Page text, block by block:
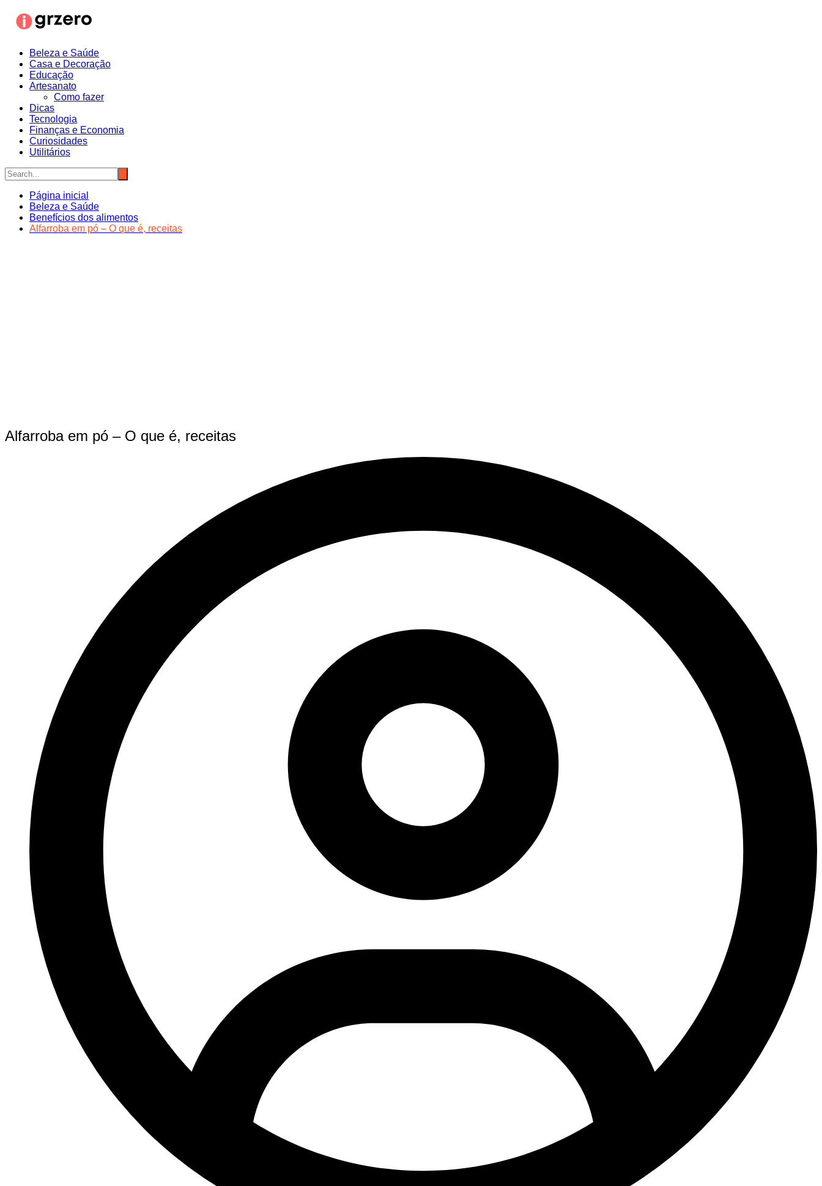
para
Beleza e Saúde
Casa e Decoração
Educação
Artesanato
Como fazer
Dicas
Tecnologia
Finanças e Economia
Curiosidades
Utilitários
Página inicial
Beleza e Saúde
Benefícios dos alimentos
Alfarroba em pó – O que é, receitas
Alfarroba em pó – O que é, receitas